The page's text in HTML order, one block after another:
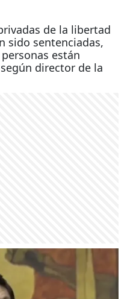
de la libertad
sido sentenciadas,
están
director de la